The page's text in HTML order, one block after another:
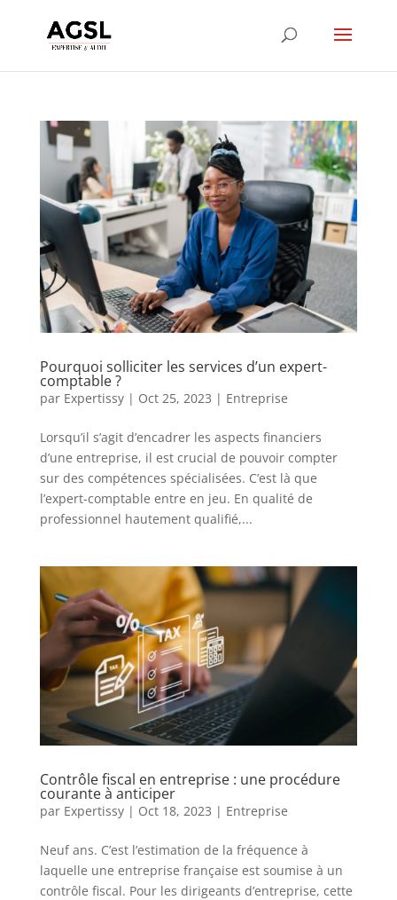
Pourquoi solliciter les services d’un expert-
comptable ?
par Expertissy| Oct 25, 2023 | Entreprise
Lorsqu’il s’agit d’encadrer les aspects financiers
d’une entreprise, il est crucial de pouvoir compter
sur des compétences spécialisées. C’est là que
l’expert-comptable entre en jeu. En qualité de
professionnel hautement qualifié,...
Contrôle fiscal en entreprise : une procédure
courante à anticiper
par Expertissy| Oct 18, 2023 | Entreprise
Neuf ans. C’est l’estimation de la fréquence à
laquelle une entreprise française est soumise à un
contrôle fiscal. Pour les dirigeants d’entreprise, cette